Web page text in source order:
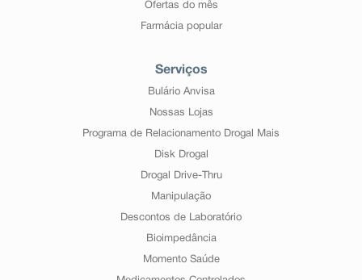
Ofertas do mês
Farmácia popular
Serviços
Bulário Anvisa
Nossas Lojas
Programa de Relacionamento Drogal Mais
Disk Drogal
Drogal Drive-Thru
Manipulação
Descontos de Laboratório
Bioimpedância
Momento Saúde